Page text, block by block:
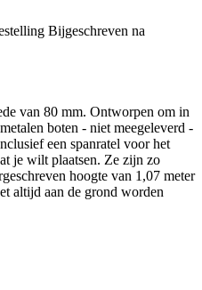
Bijgeschreven na
van 80 mm. Ontworpen om in
boten - niet meegeleverd -
een spanratel voor het
je wilt plaatsen. Ze zijn zo
hoogte van 1,07 meter
altijd aan de grond worden